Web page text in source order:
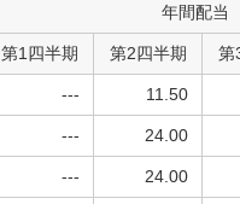
年間配当
第1四半期 第2四半期 第
--- 11.50
--- 24.00
--- 24.00